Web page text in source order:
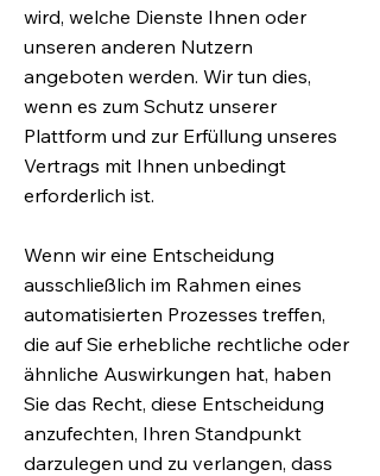
wird, welche Dienste Ihnen oder
unseren anderen Nutzern
angeboten werden. Wir tun dies,
wenn es zum Schutz unserer
Plattform und zur Erfüllung unseres
Vertrags mit Ihnen unbedingt
erforderlich ist.
Wenn wir eine Entscheidung
ausschließlich im Rahmen eines
automatisierten Prozesses treffen,
die auf Sie erhebliche rechtliche oder
ähnliche Auswirkungen hat, haben
Sie das Recht, diese Entscheidung
anzufechten, Ihren Standpunkt
darzulegen und zu verlangen, dass